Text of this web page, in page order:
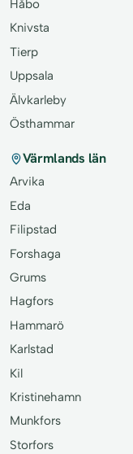
Håbo
Knivsta
Tierp
Uppsala
Älvkarleby
Östhammar
Värmlands län
Arvika
Eda
Filipstad
Forshaga
Grums
Hagfors
Hammarö
Karlstad
Kil
Kristinehamn
Munkfors
Storfors